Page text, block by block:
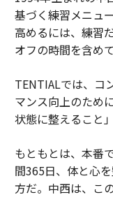
基づく練習メニュ
高めるには、練習
オフの時間を含め
TENTIALでは、コ
マンス向上のため
状態に整えること
もともとは、本番
間365日、体と心
方だ。中西は、こ